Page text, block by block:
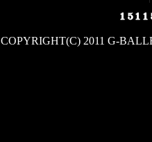
COPYRIGHT(C) 2011 G-